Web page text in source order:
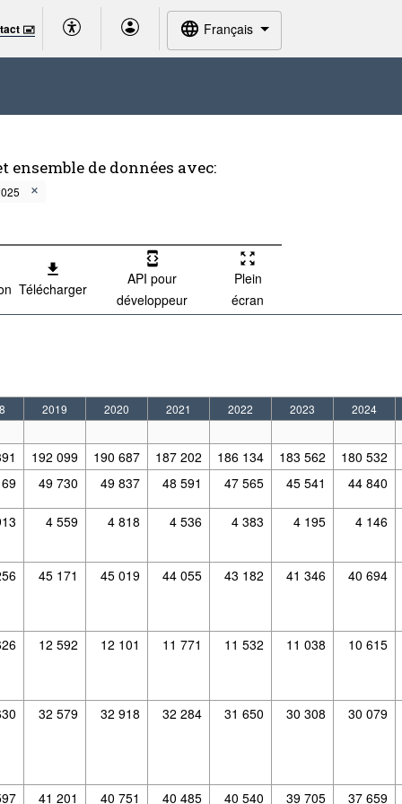
🖃 Français
ensemble de données avec:
Télécharger
API pour
développeur
Plein
écran
2019 2020 2021 2022 2023 2024
192 099 190 687 187 202 186 134 183 562
180 532
49 730 49 837 48 591 47 565 45 541 44 840
4 559 4 818 4 536 4 383 4 195 4 146
45 171 45 019 44 055 43 182 41 346 40 694
12 592 12 101 11 771 11 532 11 038 10 615
32 579 32 918 32 284 31 650 30 308 30 079
41 201 40 751 40 485 40 540 39 705 37 659